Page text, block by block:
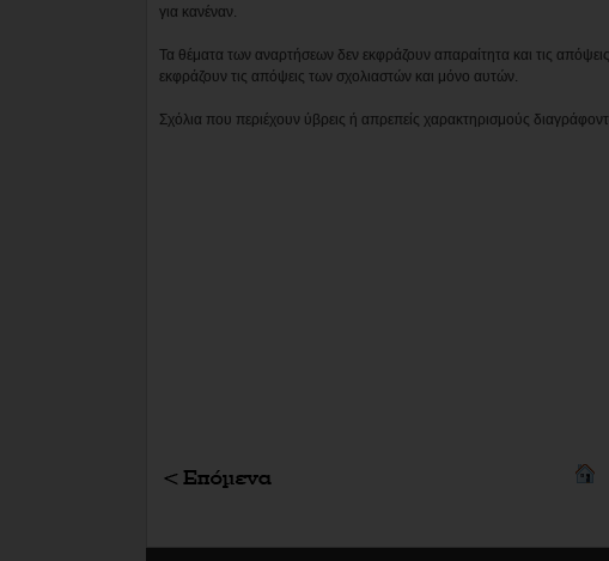
για κανέναν.
Τα θέματα των αναρτήσεων δεν εκφράζουν απαραίτητα και τις
εκφράζουν τις απόψεις των σχολιαστών και μόνο αυτών.
Σχόλια που περιέχουν ύβρεις ή απρεπείς χαρακτηρισμούς